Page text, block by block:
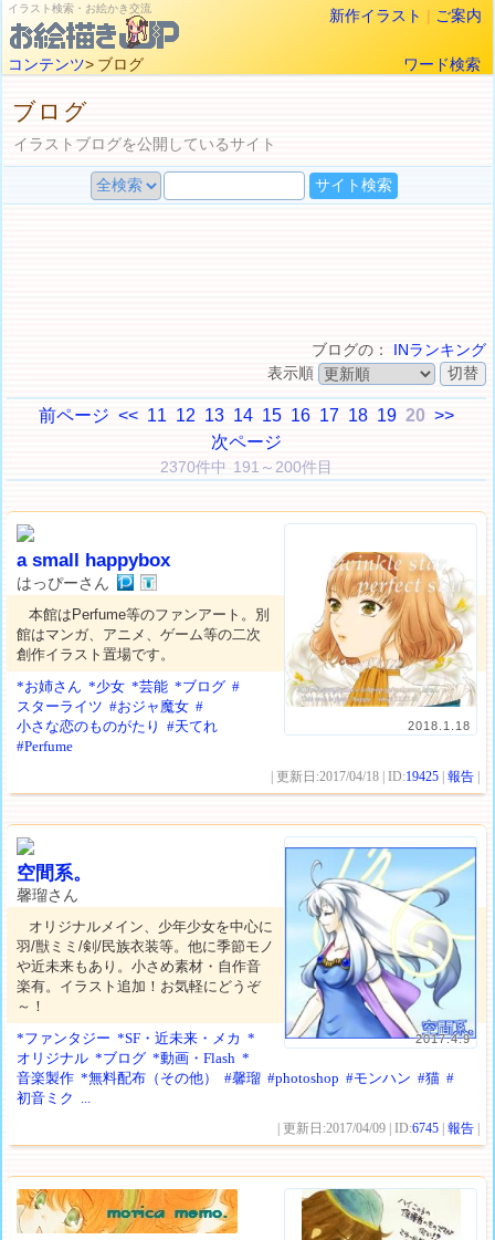
イラスト検索・お絵かき交流 新作イラスト | ご案内
コンテンツ> ブログ ワード検索
ブログ
イラストブログを公開しているサイト
ブログの： INランキング
表示順
前ページ << 11 12 13 14 15 16 17 18 19 20 >>
次ページ
2370件中 191～200件目
2018.1.18
a small happybox
はっぴーさん
本館はPerfume等のファンアート。別
館はマンガ、アニメ、ゲーム等の二次
創作イラスト置場です。
*お姉さん *少女 *芸能 *ブログ #
スターライツ #おジャ魔女 #
小さな恋のものがたり
#天てれ
#Perfume
| 更新日:2017/04/18 | ID:19425 |報告
2017.4.9
空間系。
馨瑠さん
オリジナルメイン、少年少女を中心に
羽/獣ミミ/剣/民族衣装等。他に季節モノ
や近未来もあり。小さめ素材・自作音
楽有。イラスト追加！お気軽にどうぞ
～！
*ファンタジー *SF・近未来・メカ *
オリジナル *ブログ *動画・Flash *
音楽製作 *無料配布（その他） #馨瑠 #photoshop #モンハン #猫 #
初音ミク ...
| 更新日:2017/04/09 | ID:6745 |報告